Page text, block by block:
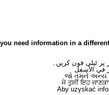
you need information in a
پر ٹیلی فون کریں۔
في الأسفل
જો તમને અન્ય
ਜੇ ਤੁਸੀਂ ਇਹ
Aby uzyskać